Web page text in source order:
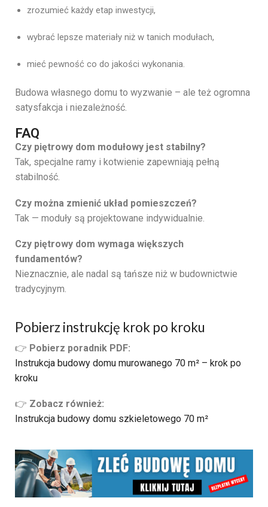
zrozumieć każdy etap inwestycji,
wybrać lepsze materiały niż w tanich modułach,
mieć pewność co do jakości wykonania.
Budowa własnego domu to wyzwanie – ale też ogromna
satysfakcja i niezależność.
FAQ
Czy piętrowy dom modułowy jest stabilny?
Tak, specjalne ramy i kotwienie zapewniają pełną
stabilność.
Czy można zmienić układ pomieszczeń?
Tak — moduły są projektowane indywidualnie.
Czy piętrowy dom wymaga większych
fundamentów?
Nieznacznie, ale nadal są tańsze niż w budownictwie
tradycyjnym.
Pobierz instrukcję krok po kroku
👉 Pobierz poradnik PDF:
Instrukcja budowy domu murowanego 70 m² – krok po
kroku
👉 Zobacz również:
Instrukcja budowy domu szkieletowego 70 m²